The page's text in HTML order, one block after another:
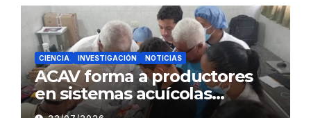
CIENCIA INVESTIGACIÓN NOTICIAS
ACAV forma a productores
en sistemas acuícolas
sustentables en Barinas